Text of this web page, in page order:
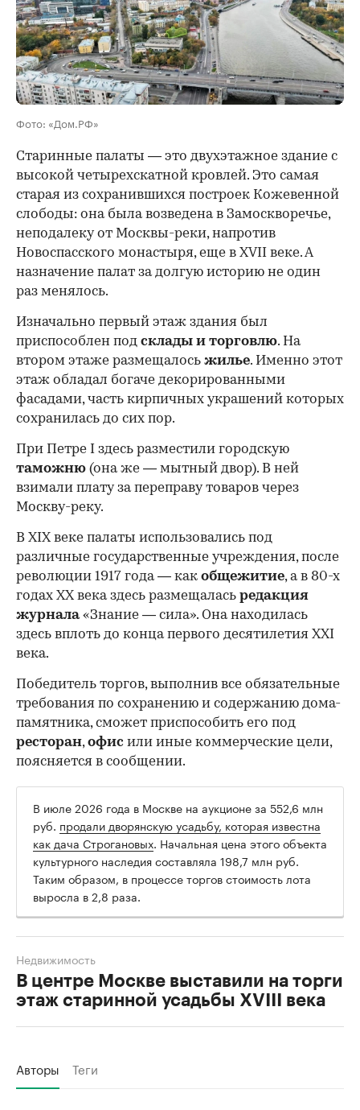
00:00 / 00:00
Фото: «Дом.РФ»
Старинные палаты — это двухэтажное здание с
высокой четырехскатной кровлей. Это самая
старая из сохранившихся построек Кожевенной
слободы: она была возведена в Замоскворечье,
неподалеку от Москвы-реки, напротив
Новоспасского монастыря, еще в XVII веке. А
назначение палат за долгую историю не один
раз менялось.
Изначально первый этаж здания был
приспособлен под склады и торговлю. На
втором этаже размещалось жилье. Именно этот
этаж обладал богаче декорированными
фасадами, часть кирпичных украшений которых
сохранилась до сих пор.
При Петре I здесь разместили городскую
таможню (она же — мытный двор). В ней
взимали плату за переправу товаров через
Москву-реку.
В XIX веке палаты использовались под
различные государственные учреждения, после
революции 1917 года — как общежитие, а в 80-х
годах XX века здесь размещалась редакция
журнала«Знание — сила». Она находилась
здесь вплоть до конца первого десятилетия XXI
века.
Победитель торгов, выполнив все обязательные
требования по сохранению и содержанию дома-
памятника, сможет приспособить его под
ресторан,офис или иные коммерческие цели,
поясняется в сообщении.
В июле 2026 года в Москве на аукционе за 552,6 млн
руб. продали дворянскую усадьбу, которая известна
как дача Строгановых. Начальная цена этого объекта
культурного наследия составляла 198,7 млн руб.
Таким образом, в процессе торгов стоимость лота
выросла в 2,8 раза.
В центре Москве выставили на торги
этаж старинной усадьбы XVIII века
Недвижимость
Авторы Теги